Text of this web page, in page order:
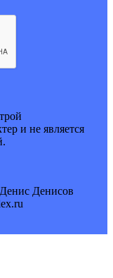
и не является
Денисов